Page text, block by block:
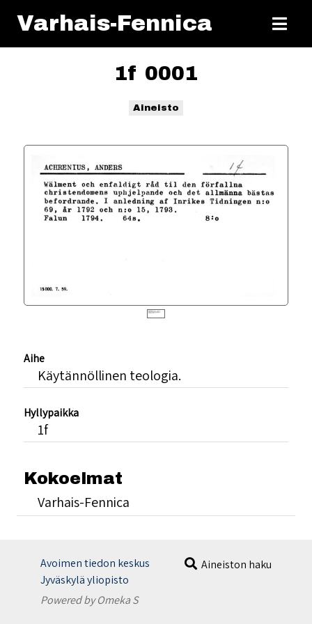
Varhais-Fennica
1f 0001
Aineisto
Aihe
Käytännöllinen teologia.
Hyllypaikka
1f
Kokoelmat
Varhais-Fennica
Avoimen tiedon keskus
Jyväskylä yliopisto
Aineiston haku
Powered by Omeka S